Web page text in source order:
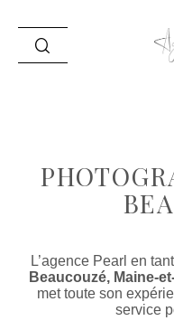
PORTFOLIO
L’agence Pearl en
Beaucouzé, Maine-
met toute son
service